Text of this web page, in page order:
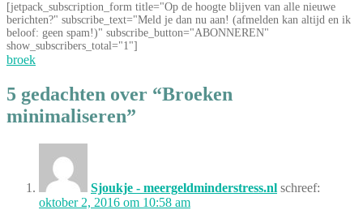
[jetpack_subscription_form title="Op de hoogte blijven van alle nieuwe
berichten?" subscribe_text="Meld je dan nu aan! (afmelden kan altijd en ik
beloof: geen spam!)" subscribe_button="ABONNEREN"
show_subscribers_total="1"]
broek
5 gedachten over “Broeken
minimaliseren”
Sjoukje - meergeldminderstress.nl schreef:
oktober 2, 2016 om 10:58 am